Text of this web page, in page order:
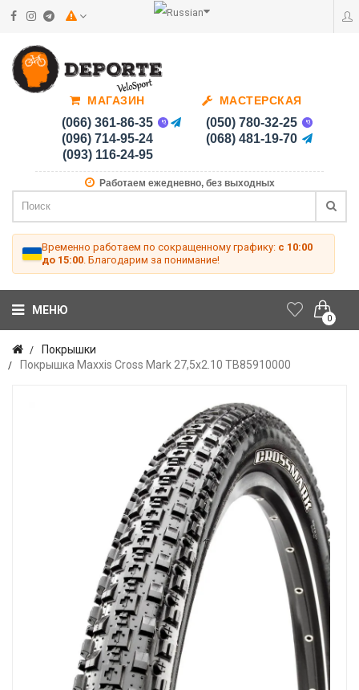
МАГАЗИН
(066) 361-86-35
(096) 714-95-24
(093) 116-24-95
МАСТЕРСКАЯ
(050) 780-32-25
(068) 481-19-70
Работаем ежедневно, без выходных
Временно работаем по сокращенному графику: с 10:00
до 15:00 . Благодарим за понимание!
0
МЕНЮ
Покрышки
Покрышка Maxxis Cross Mark 27,5x2.10 TB85910000